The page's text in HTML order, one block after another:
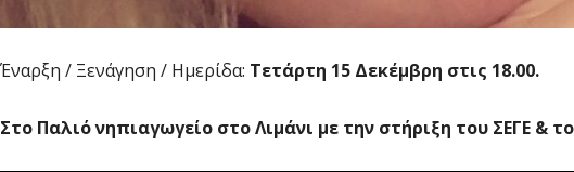
Έναρξη / Ξενάγηση / Ημερίδα: Τετάρτη 15 Δεκέμβρη στις 18.00.
Στο Παλιό νηπιαγωγείο στο Λιμάνι με την στήριξη του ΣΕΓΕ &